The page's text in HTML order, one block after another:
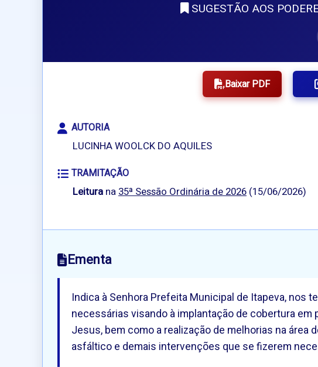
SUGESTÃO AOS
Baixar PDF
AUTORIA
LUCINHA WOOLCK DO AQUILES
TRAMITAÇÃO
Leitura na35ª Sessão Ordinária de 2026 (15/06/2026)
Ementa
Indica à Senhora Prefeita Municipal de Itapeva, nos
necessárias visando à implantação de cobertura em
Jesus, bem como a realização de melhorias na
asfáltico e demais intervenções que se fizerem